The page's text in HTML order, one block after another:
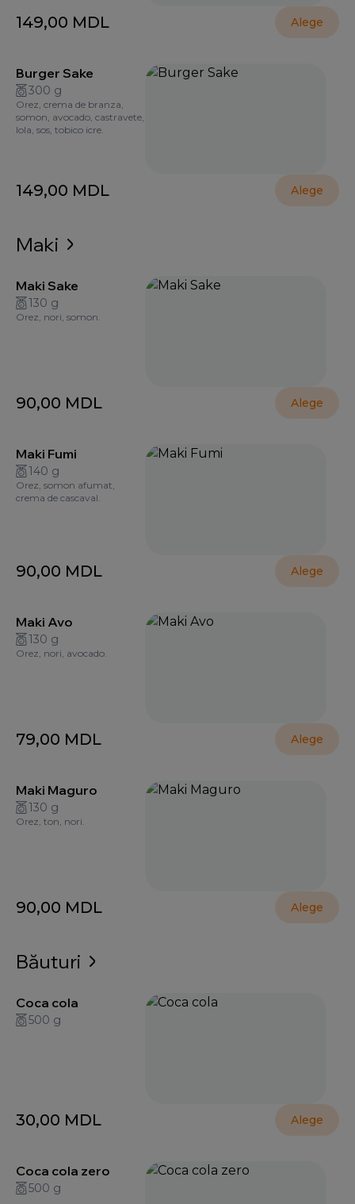
149,00 MDL Alege
Burger Sake
300 g
Orez, crema de branza,
somon, avocado, castravete,
lola, sos, tobico icre.
149,00 MDL Alege
Maki
Maki Sake
130 g
Orez, nori, somon.
90,00 MDL Alege
Maki Fumi
140 g
Orez, somon afumat,
crema de cascaval.
90,00 MDL Alege
Maki Avo
130 g
Orez, nori, avocado.
79,00 MDL Alege
Maki Maguro
130 g
Orez, ton, nori.
90,00 MDL Alege
Băuturi
Coca cola
500 g
30,00 MDL Alege
Coca cola zero
500 g